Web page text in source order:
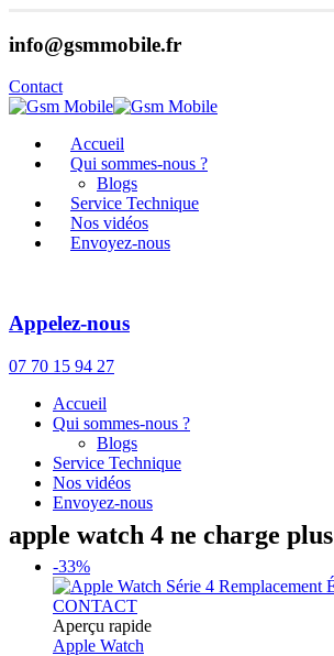
info@gsmmobile.fr
Contact
Accueil
Qui sommes-nous ?
Blogs
Service Technique
Nos vidéos
Envoyez-nous
Appelez-nous
07 70 15 94 27
Accueil
Qui sommes-nous ?
Blogs
Service Technique
Nos vidéos
Envoyez-nous
apple watch 4 ne charge plus
-33%
CONTACT
Aperçu rapide
Apple Watch